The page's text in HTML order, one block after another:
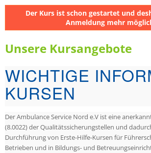
Der Kurs ist schon gestartet und
Anmeldung mehr
Unsere Kursangebote
WICHTIGE
KURSEN
Der Ambulance Service Nord e.V ist eine
(8.0022) der Qualitätssicherungstellen und
Durchführung von Erste-Hilfe-Kursen für
Betrieben und in Bildungs- und